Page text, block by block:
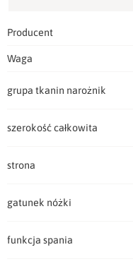
Producent
Waga
grupa tkanin narożnik
szerokość całkowita
strona
gatunek nóżki
funkcja spania